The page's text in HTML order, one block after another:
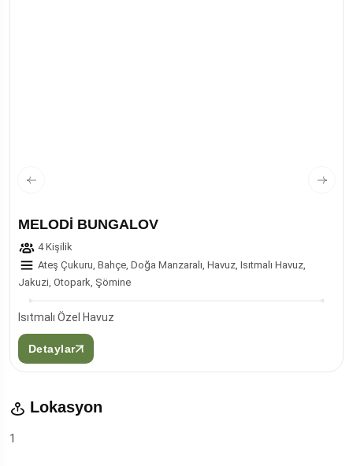
MELODİ BUNGALOV
4 Kişilik
Ateş Çukuru, Bahçe, Doğa Manzaralı, Havuz, Isıtmalı Havuz,
Jakuzi, Otopark, Şömine
Isıtmalı Özel Havuz
Detaylar
Lokasyon
1